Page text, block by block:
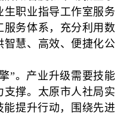
职业指导工作室服务
务体系，充分利用数
慧、高效、便捷化公
”。产业升级需要技能
撑。太原市人社局实
能提升行动，围绕先进